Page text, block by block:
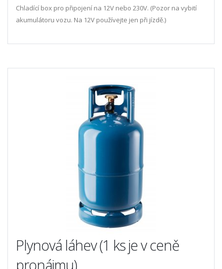
Chladící box pro připojení na 12V nebo 230V. (Pozor na vybití
akumulátoru vozu. Na 12V používejte jen při jízdě.)
Plynová láhev (1 ks je v ceně
pronájmu)